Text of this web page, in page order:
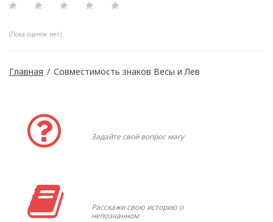
(Пока оценок нет)
Главная / Совместимость знаков Весы и Лев
Задайте свой вопрос магу
Расскажи свою историю о
непознанном